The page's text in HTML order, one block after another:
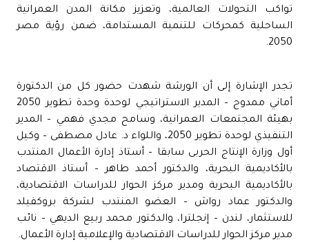
تواكب التحولات العالمية، وتعزيز مكانة المدن العمرانية
الساحلية كمحركات للتنمية المستدامة، ضمن رؤية مصر
2050.
تجدر الإشارة إلى أن الورشة شهدت حضور كل من الدكتورة
أماني ممدوح – المدير الاستراتيجي لوحدة وحدة تطوير 2050
بهيئة المجتمعات العمرانية، وسامح مجدي فهمي – المدير
التنفيذي لوحدة تطوير 2050، واللواء د. عادل مصطفى – وكيل
أول وزارة الإنتاج الحربى سابقا – أستاذ إدارة الأعمال المنتدب
بالأكاديمية البحرية، والدكتور أحمد طاهر – أستاذ الاقتصاد
بالأكاديمية البحرية ومدير مركز الحوار للدراسات الاقتصادية،
والدكتور عماد رواش – العضو المنتدب لشركة بروكفيلد
للاستثمار، لندن – إنجلترا، والدكتور محمد ربيع الديهي – نائب
مدير مركز الحوار للدراسات الاقتصادية والإعلامية إدارة الأعمال.